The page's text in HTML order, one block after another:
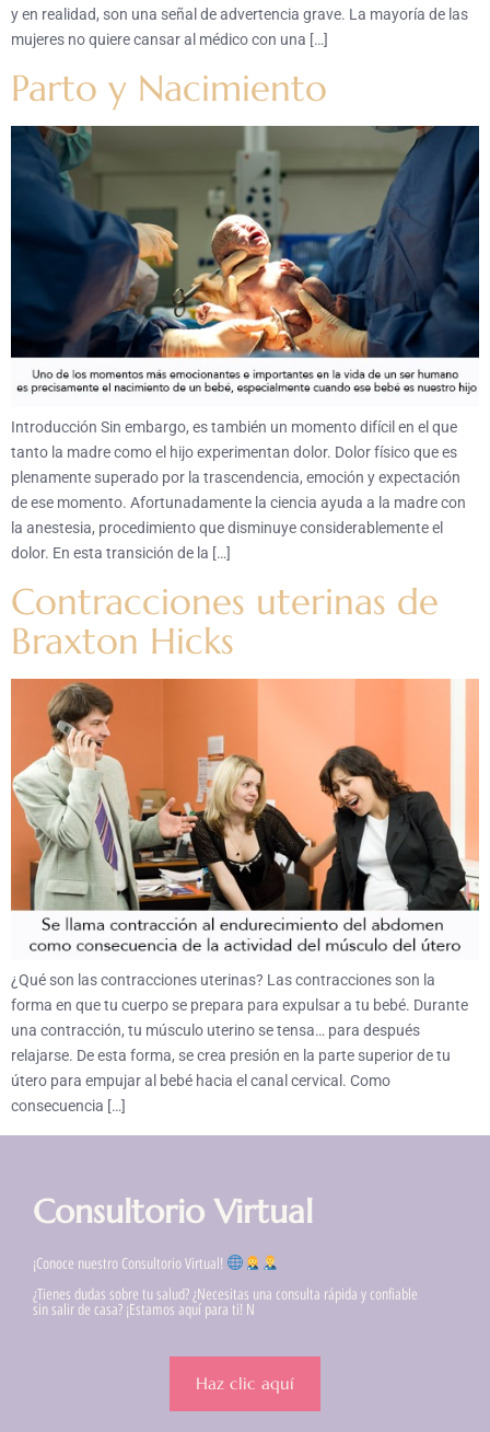
y en realidad, son una señal de advertencia grave. La mayoría de las
mujeres no quiere cansar al médico con una […]
Parto y Nacimiento
Introducción Sin embargo, es también un momento difícil en el que
tanto la madre como el hijo experimentan dolor. Dolor físico que es
plenamente superado por la trascendencia, emoción y expectación
de ese momento. Afortunadamente la ciencia ayuda a la madre con
la anestesia, procedimiento que disminuye considerablemente el
dolor. En esta transición de la […]
Contracciones uterinas de
Braxton Hicks
¿Qué son las contracciones uterinas? Las contracciones son la
forma en que tu cuerpo se prepara para expulsar a tu bebé. Durante
una contracción, tu músculo uterino se tensa… para después
relajarse. De esta forma, se crea presión en la parte superior de tu
útero para empujar al bebé hacia el canal cervical. Como
consecuencia […]
Consultorio Virtual
¡Conoce nuestro Consultorio Virtual!
¿Tienes dudas sobre tu salud? ¿Necesitas una consulta rápida y confiable
sin salir de casa? ¡Estamos aquí para ti! N
Haz clic aquí